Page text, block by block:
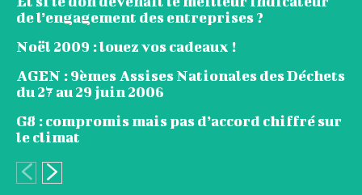
de l’engagement des entreprises ?
Noël 2009 : louez vos cadeaux !
AGEN : 9èmes Assises Nationales des Déchets
du 27 au 29 juin 2006
G8 : compromis mais pas d’accord chiffré sur
le climat